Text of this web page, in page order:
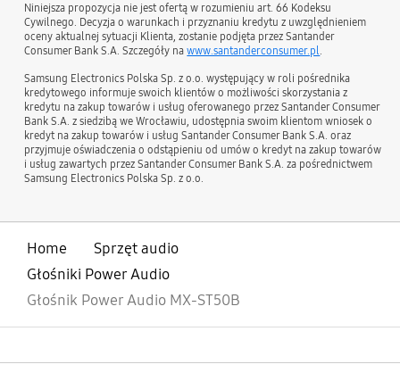
Niniejsza propozycja nie jest ofertą w rozumieniu art. 66 Kodeksu
Cywilnego. Decyzja o warunkach i przyznaniu kredytu z uwzględnieniem
oceny aktualnej sytuacji Klienta, zostanie podjęta przez Santander
Consumer Bank S.A. Szczegóły nawww.santanderconsumer.pl.
Samsung Electronics Polska Sp. z o.o. występujący w roli pośrednika
kredytowego informuje swoich klientów o możliwości skorzystania z
kredytu na zakup towarów i usług oferowanego przez Santander Consumer
Bank S.A. z siedzibą we Wrocławiu, udostępnia swoim klientom wniosek o
kredyt na zakup towarów i usług Santander Consumer Bank S.A. oraz
przyjmuje oświadczenia o odstąpieniu od umów o kredyt na zakup towarów
i usług zawartych przez Santander Consumer Bank S.A. za pośrednictwem
Samsung Electronics Polska Sp. z o.o.
Home
Sprzęt audio
Głośniki Power Audio
Głośnik Power Audio MX-ST50B